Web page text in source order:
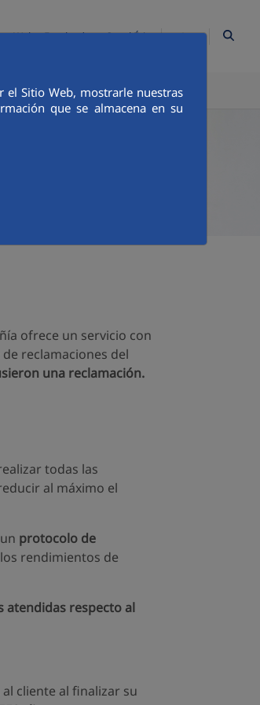
el Sitio Web, mostrarle nuestras
que se almacena en su
Web Empleados Canal Ético ES
COMUNICACIÓN
ofrece un servicio con
reclamaciones del
una reclamación.
todas las
al máximo el
protocolo de
rendimientos de
atendidas respecto al
cliente al finalizar su